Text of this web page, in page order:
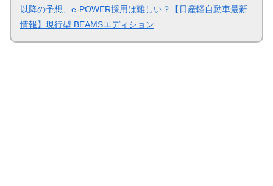
以降の予想、e-POWER採用は難しい？【日産軽自動車最新
情報】現行型 BEAMSエディション